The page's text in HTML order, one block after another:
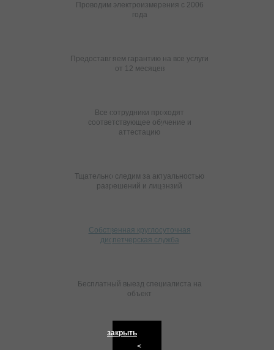
Проводим электроизмерения с 2006
года
Предоставляем гарантию на все услуги
от 12 месяцев
Все сотрудники проходят
соответствующее обучение и
аттестацию
Тщательно следим за актуальностью
разрешений и лицензий
Собственная круглосуточная
диспетчерская служба
Бесплатный выезд специалиста на
объект
закрыть
<